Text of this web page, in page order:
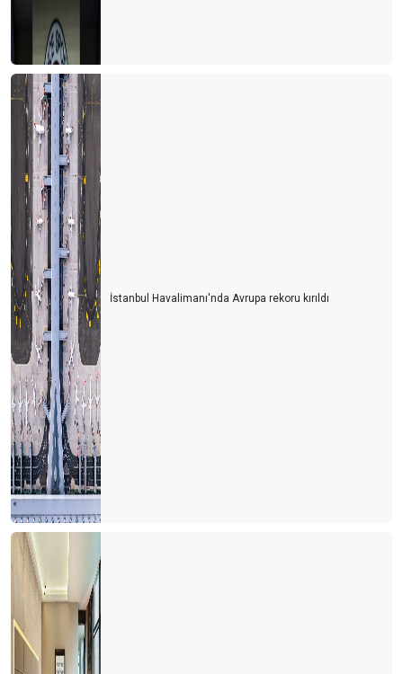
İstanbul Havalimanı'nda Avrupa rekoru kırıldı